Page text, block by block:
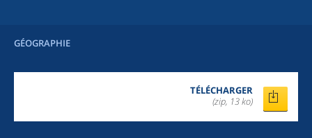
GÉOGRAPHIE
TÉLÉCHARGER
(zip, 13 ko)